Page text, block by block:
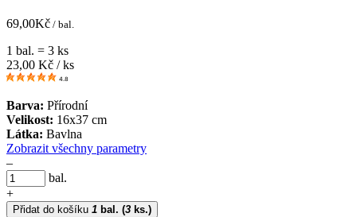
69,00Kč / bal.
1 bal. = 3 ks
23,00 Kč / ks
4.8
Barva: Přírodní
Velikost: 16x37 cm
Látka: Bavlna
Zobrazit všechny parametry
–
bal.
+
Přidat do košíku 1 bal. (3 ks.)